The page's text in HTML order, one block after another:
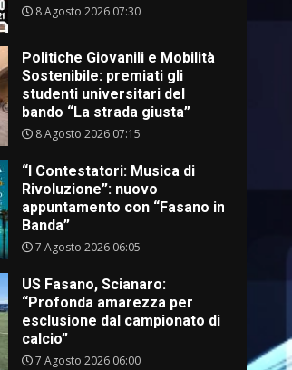
8 Agosto 2026 07:30
Politiche Giovanili e Mobilità
Sostenibile: premiati gli
studenti universitari del
bando “La strada giusta”
8 Agosto 2026 07:15
“I Contestatori: Musica di
Rivoluzione”: nuovo
appuntamento con “Fasano in
Banda”
7 Agosto 2026 06:05
US Fasano, Scianaro:
“Profonda amarezza per
esclusione dal campionato di
calcio”
7 Agosto 2026 06:00